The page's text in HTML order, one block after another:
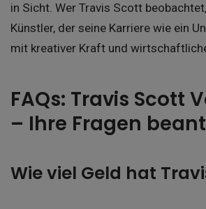
in Sicht. Wer Travis Scott
Künstler, der seine Karriere wie ein
mit kreativer Kraft und
FAQs: Travis Scott
– Ihre Fragen
Wie viel Geld hat